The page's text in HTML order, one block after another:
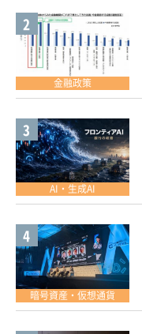
2
金融政策
3
AI・生成AI
4
暗号資産・仮想通貨